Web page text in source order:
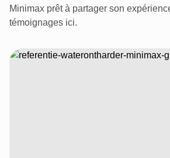
Minimax prêt à partager son
témoignages ici.